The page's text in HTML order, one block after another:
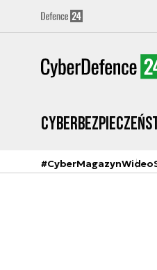
#CyberMagazynWideo